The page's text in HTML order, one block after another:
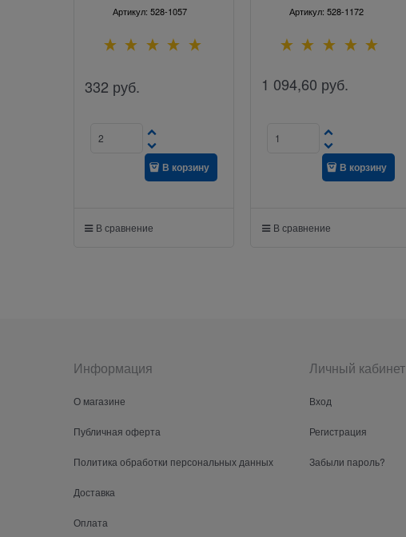
Артикул:528-1057
332 руб.
В корзину
В сравнение
Артикул:528-1172
1 094,60 руб.
В корзину
В сравнение
Информация
О магазине
Публичная оферта
Политика обработки персональных данных
Доставка
Оплата
Личный кабинет
Вход
Регистрация
Забыли пароль?